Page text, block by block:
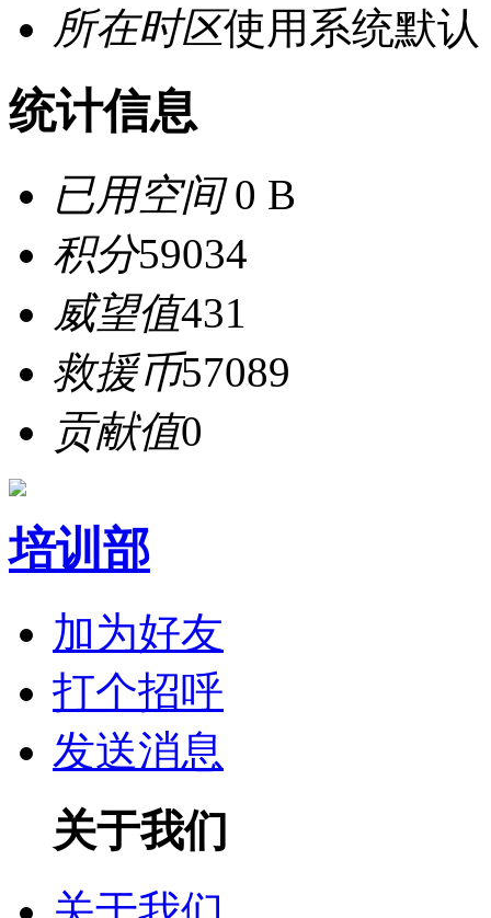
所在时区使用系统默认
统计信息
已用空间0 B
积分59034
威望值431
救援币57089
贡献值0
培训部
加为好友
打个招呼
发送消息
关于我们